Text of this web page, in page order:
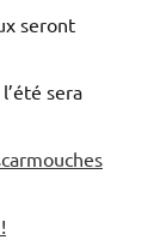
seront
sera